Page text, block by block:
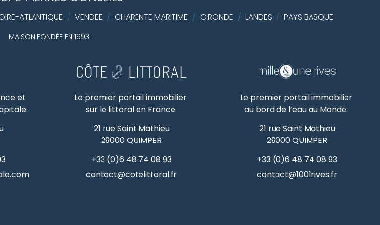
ATLANTIQUE / VENDEE / CHARENTE MARITIME / GIRONDE / LANDES / PAYS BASQUE
MAISON FONDÉE EN 1993
et
Le premier portail immobilier
sur le littoral en France.
21 rue Saint Mathieu
29000QUIMPER
+33 (0)6 48 74 08 93
contact@cotelittoral.fr
Le premier portail immobilier
au bord de l’eau au Monde.
21 rue Saint Mathieu
29000QUIMPER
+33 (0)6 48 74 08 93
contact@1001rives.fr